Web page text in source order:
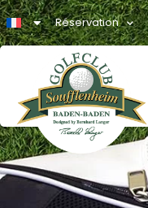
Réservation